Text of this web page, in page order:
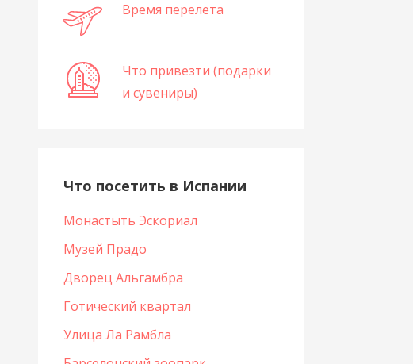
Время перелета
Что привезти (подарки
и сувениры)
Что посетить в Испании
Монастыть Эскориал
Музей Прадо
Дворец Альгамбра
Готический квартал
Улица Ла Рамбла